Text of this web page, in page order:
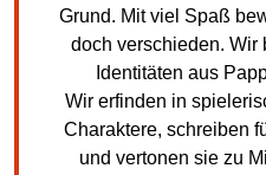
Grund. Mit viel Spaß
doch verschieden. Wir
Identitäten aus
Wir erfinden in
Charaktere, schreiben
und vertonen sie zu